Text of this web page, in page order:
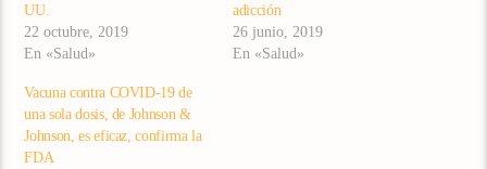
UU.
22 octubre, 2019
En «Salud»
adicción
26 junio, 2019
En «Salud»
Vacuna contra COVID-19 de
una sola dosis, de Johnson &
Johnson, es eficaz, confirma la
FDA